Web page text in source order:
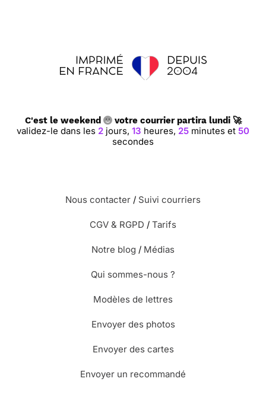
C'est le weekend votre courrier partira lundi 🚀
validez-le dans les 2jours, 13 heures, 25minutes et 49
secondes
Nous contacter / Suivi courriers
CGV & RGPD / Tarifs
Notre blog / Médias
Qui sommes-nous ?
Modèles de lettres
Envoyer des photos
Envoyer des cartes
Envoyer un recommandé